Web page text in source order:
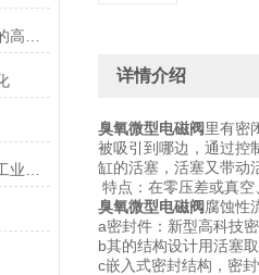
详情介绍
臭氧微型电磁阀里有密
被吸引到哪边，通过控
缸的活塞，活塞又带动
特点：在零压差或真
臭氧微型电磁阀腐蚀性
a密封件：新型高科技
b其的结构设计用活塞
c嵌入式密封结构，密